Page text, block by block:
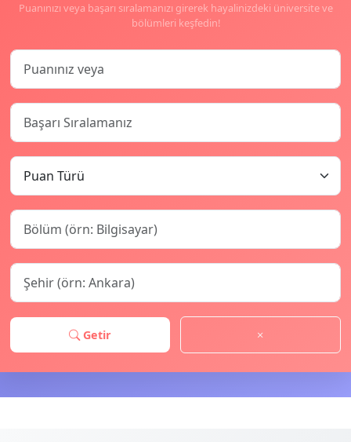
Puanınızı veya başarı sıralamanızı girerek hayalinizdeki üniversite ve
bölümleri keşfedin!
Getir